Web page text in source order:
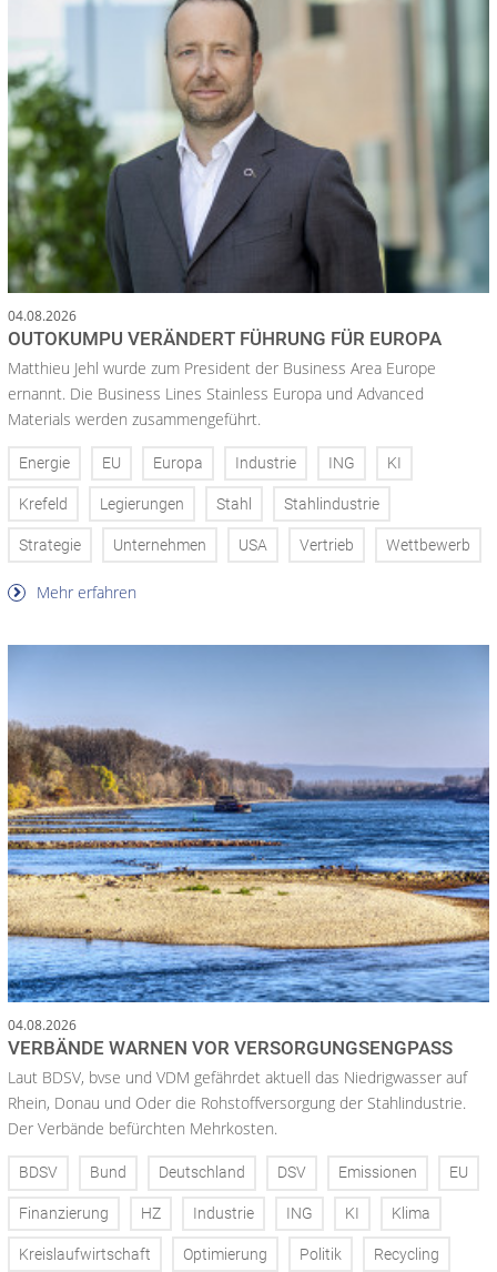
04.08.2026
OUTOKUMPU VERÄNDERT FÜHRUNG FÜR EUROPA
Matthieu Jehl wurde zum President der Business Area Europe
ernannt. Die Business Lines Stainless Europa und Advanced
Materials werden zusammengeführt.
Energie EU Europa Industrie ING KI
Krefeld Legierungen Stahl Stahlindustrie
Strategie Unternehmen USA Vertrieb Wettbewerb
Mehr erfahren
04.08.2026
VERBÄNDE WARNEN VOR VERSORGUNGSENGPASS
Laut BDSV, bvse und VDM gefährdet aktuell das Niedrigwasser auf
Rhein, Donau und Oder die Rohstoffversorgung der Stahlindustrie.
Der Verbände befürchten Mehrkosten.
BDSV Bund Deutschland DSV Emissionen EU
Finanzierung HZ Industrie ING KI Klima
Kreislaufwirtschaft Optimierung Politik Recycling